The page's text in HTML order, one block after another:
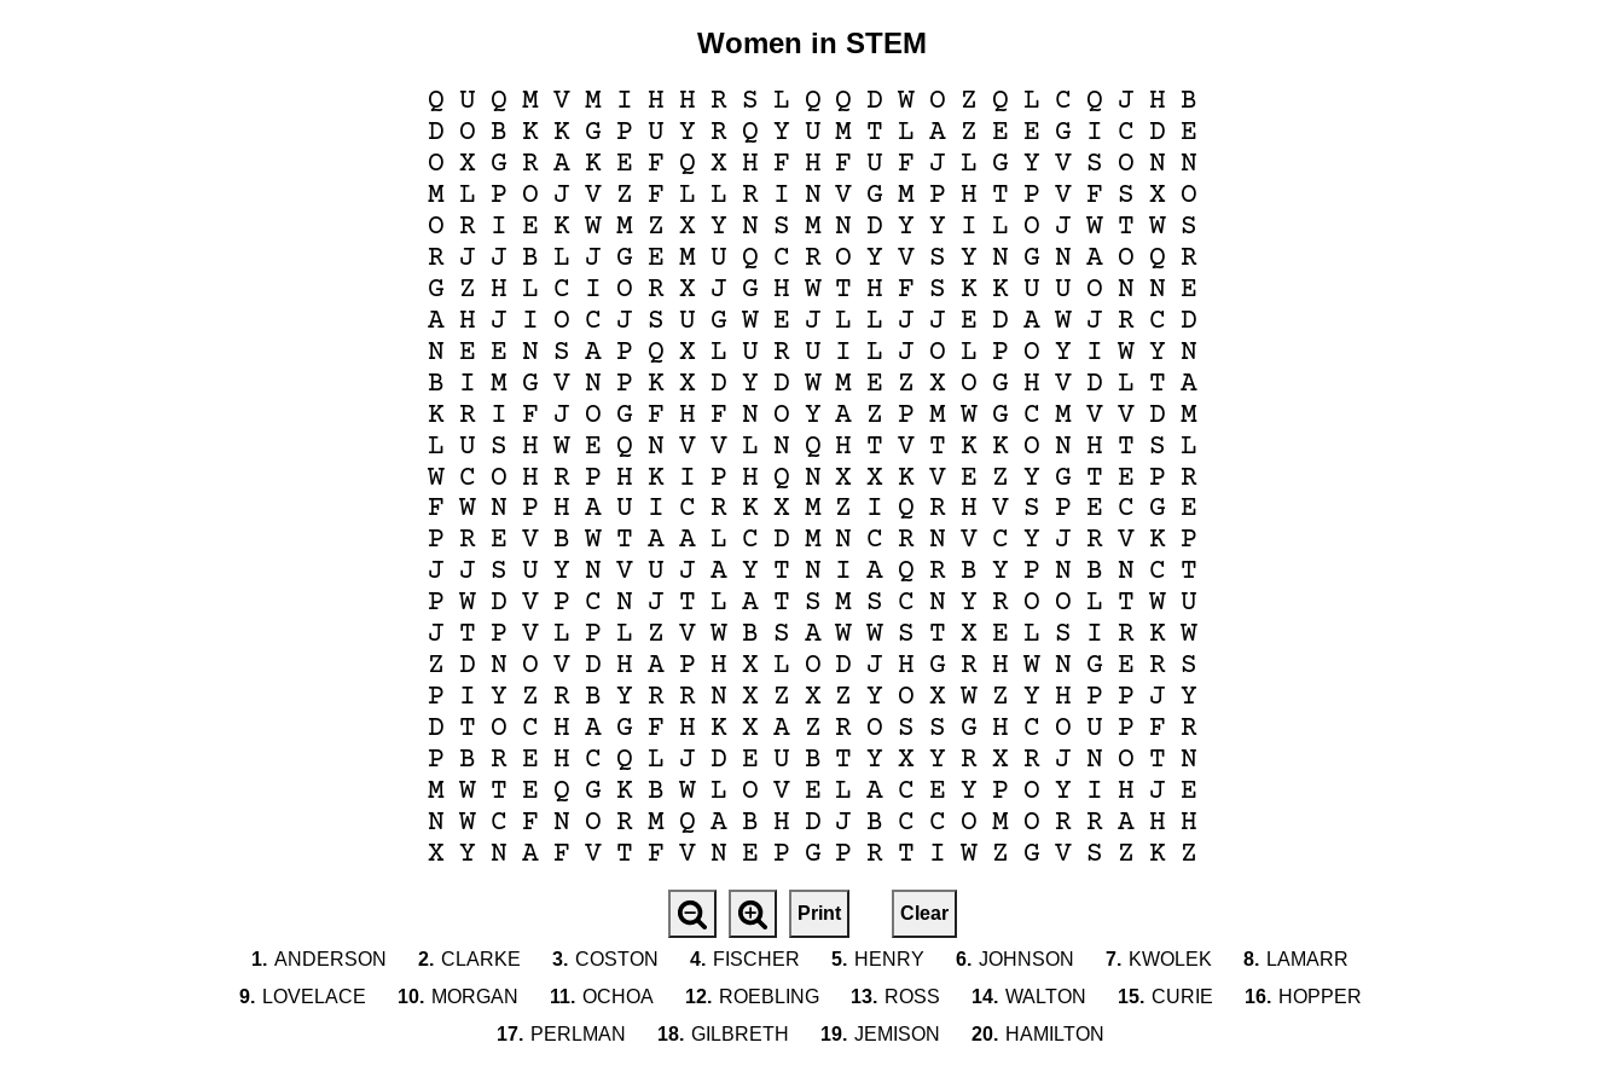
Women in STEM
Q U Q M V M I H H R S L Q Q D W O Z Q L C Q J H B
D O B K K G P U Y R Q Y U M T L A Z E E G I C D E
O X G R A K E F Q X H F H F U F J L G Y V S O N N
M L P O J V Z F L L R I N V G M P H T P V F S X O
O R I E K W M Z X Y N S M N D Y Y I L O J W T W S
R J J B L J G E M U Q C R O Y V S Y N G N A O Q R
G Z H L C I O R X J G H W T H F S K K U U O N N E
A H J I O C J S U G W E J L L J J E D A W J R C D
N E E N S A P Q X L U R U I L J O L P O Y I W Y N
B I M G V N P K X D Y D W M E Z X O G H V D L T A
K R I F J O G F H F N O Y A Z P M W G C M V V D M
L U S H W E Q N V V L N Q H T V T K K O N H T S L
W C O H R P H K I P H Q N X X K V E Z Y G T E P R
F W N P H A U I C R K X M Z I Q R H V S P E C G E
P R E V B W T A A L C D M N C R N V C Y J R V K P
J J S U Y N V U J A Y T N I A Q R B Y P N B N C T
P W D V P C N J T L A T S M S C N Y R O O L T W U
J T P V L P L Z V W B S A W W S T X E L S I R K W
Z D N O V D H A P H X L O D J H G R H W N G E R S
P I Y Z R B Y R R N X Z X Z Y O X W Z Y H P P J Y
D T O C H A G F H K X A Z R O S S G H C O U P F R
P B R E H C Q L J D E U B T Y X Y R X R J N O T N
M W T E Q G K B W L O V E L A C E Y P O Y I H J E
N W C F N O R M Q A B H D J B C C O M O R R A H H
X Y N A F V T F V N E P G P R T I W Z G V S Z K Z
Print Clear
1. ANDERSON 2. CLARKE 3. COSTON 4. FISCHER 5. HENRY 6. JOHNSON 7. KWOLEK 8. LAMARR
9. LOVELACE 10. MORGAN 11. OCHOA 12. ROEBLING 13. ROSS 14. WALTON 15. CURIE 16. HOPPER
17. PERLMAN 18. GILBRETH 19. JEMISON 20. HAMILTON